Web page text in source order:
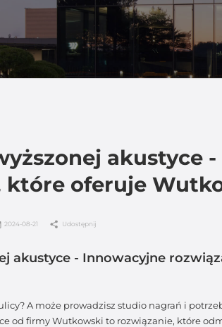
akustyce
które oferuje
2024-08-21 Udostępnij
akustyce - Innowacyjne
ulicy? A może prowadzisz studio nagrań i
od firmy Wutkowski to rozwiązanie, które